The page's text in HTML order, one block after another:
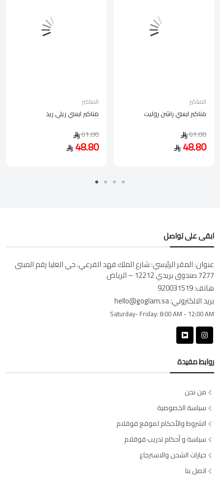
المناكير
مناكير ايسي ريلي ريد
61.00
48.80
المناكير
مناكير ايسي راشن روليت
61.00
48.80
ابقى على تواصل
عنوان:المقر الرئيسي: شارع الملك فهد الفرعي، حي العليا رقم المبنى
7277 صندوق بريدي 12212 – الرياض
هاتف:920031519
بريد الالكتروني:hello@goglam.sa
Saturday- Friday: 8:00 AM - 12:00 AM
روابط مفيدة
من نحن
سياسة الخصوصية
الشروط والأحكام لموقع قوقلام
سياسة و أحكام تدريب قوقلام
خيارات الشحن والاسترجاع
اتصل بنا